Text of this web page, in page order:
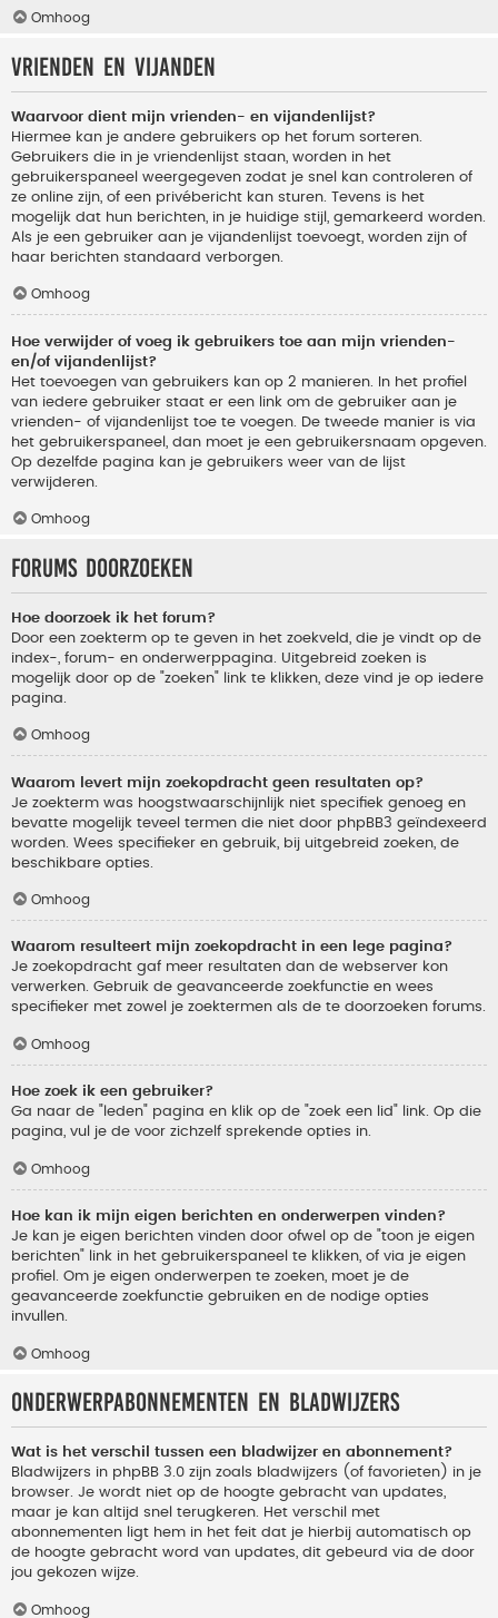
Omhoog
Vrienden en vijanden
Waarvoor dient mijn vrienden- en vijandenlijst?
Hiermee kan je andere gebruikers op het forum sorteren.
Gebruikers die in je vriendenlijst staan, worden in het
gebruikerspaneel weergegeven zodat je snel kan controleren of
ze online zijn, of een privébericht kan sturen. Tevens is het
mogelijk dat hun berichten, in je huidige stijl, gemarkeerd worden.
Als je een gebruiker aan je vijandenlijst toevoegt, worden zijn of
haar berichten standaard verborgen.
Omhoog
Hoe verwijder of voeg ik gebruikers toe aan mijn vrienden-
en/of vijandenlijst?
Het toevoegen van gebruikers kan op 2 manieren. In het profiel
van iedere gebruiker staat er een link om de gebruiker aan je
vrienden- of vijandenlijst toe te voegen. De tweede manier is via
het gebruikerspaneel, dan moet je een gebruikersnaam opgeven.
Op dezelfde pagina kan je gebruikers weer van de lijst
verwijderen.
Omhoog
Forums doorzoeken
Hoe doorzoek ik het forum?
Door een zoekterm op te geven in het zoekveld, die je vindt op de
index-, forum- en onderwerppagina. Uitgebreid zoeken is
mogelijk door op de "zoeken" link te klikken, deze vind je op iedere
pagina.
Omhoog
Waarom levert mijn zoekopdracht geen resultaten op?
Je zoekterm was hoogstwaarschijnlijk niet specifiek genoeg en
bevatte mogelijk teveel termen die niet door phpBB3 geïndexeerd
worden. Wees specifieker en gebruik, bij uitgebreid zoeken, de
beschikbare opties.
Omhoog
Waarom resulteert mijn zoekopdracht in een lege pagina?
Je zoekopdracht gaf meer resultaten dan de webserver kon
verwerken. Gebruik de geavanceerde zoekfunctie en wees
specifieker met zowel je zoektermen als de te doorzoeken forums.
Omhoog
Hoe zoek ik een gebruiker?
Ga naar de "leden" pagina en klik op de "zoek een lid" link. Op die
pagina, vul je de voor zichzelf sprekende opties in.
Omhoog
Hoe kan ik mijn eigen berichten en onderwerpen vinden?
Je kan je eigen berichten vinden door ofwel op de "toon je eigen
berichten" link in het gebruikerspaneel te klikken, of via je eigen
profiel. Om je eigen onderwerpen te zoeken, moet je de
geavanceerde zoekfunctie gebruiken en de nodige opties
invullen.
Omhoog
Onderwerpabonnementen en bladwijzers
Wat is het verschil tussen een bladwijzer en abonnement?
Bladwijzers in phpBB 3.0 zijn zoals bladwijzers (of favorieten) in je
browser. Je wordt niet op de hoogte gebracht van updates,
maar je kan altijd snel terugkeren. Het verschil met
abonnementen ligt hem in het feit dat je hierbij automatisch op
de hoogte gebracht word van updates, dit gebeurd via de door
jou gekozen wijze.
Omhoog